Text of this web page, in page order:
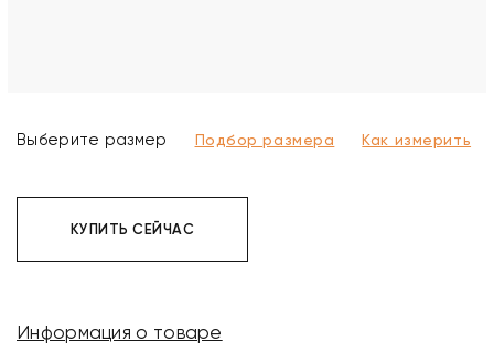
Выберите размер Подбор размера Как измерить
КУПИТЬ СЕЙЧАС
Информация о товаре